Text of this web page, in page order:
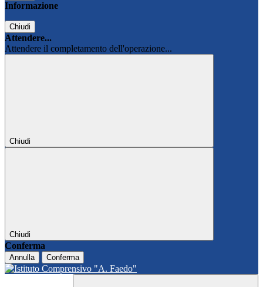
Informazione
Chiudi
Attendere...
Attendere il completamento dell'operazione...
Chiudi
Chiudi
Conferma
Annulla Conferma